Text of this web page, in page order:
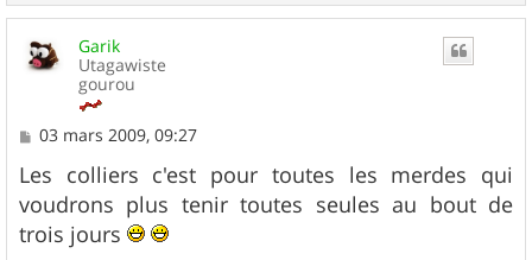
a
Garik
Utagawiste
gourou
M
s
s
a
g
e
03 mars 2009, 09:27
Les colliers c'est pour toutes les merdes qui
voudrons plus tenir toutes seules au bout de
trois jours